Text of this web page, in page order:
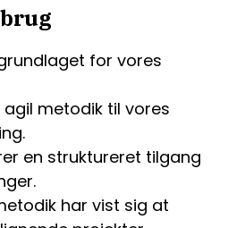
for vores
metodik til vores
en struktureret tilgang
har vist sig at